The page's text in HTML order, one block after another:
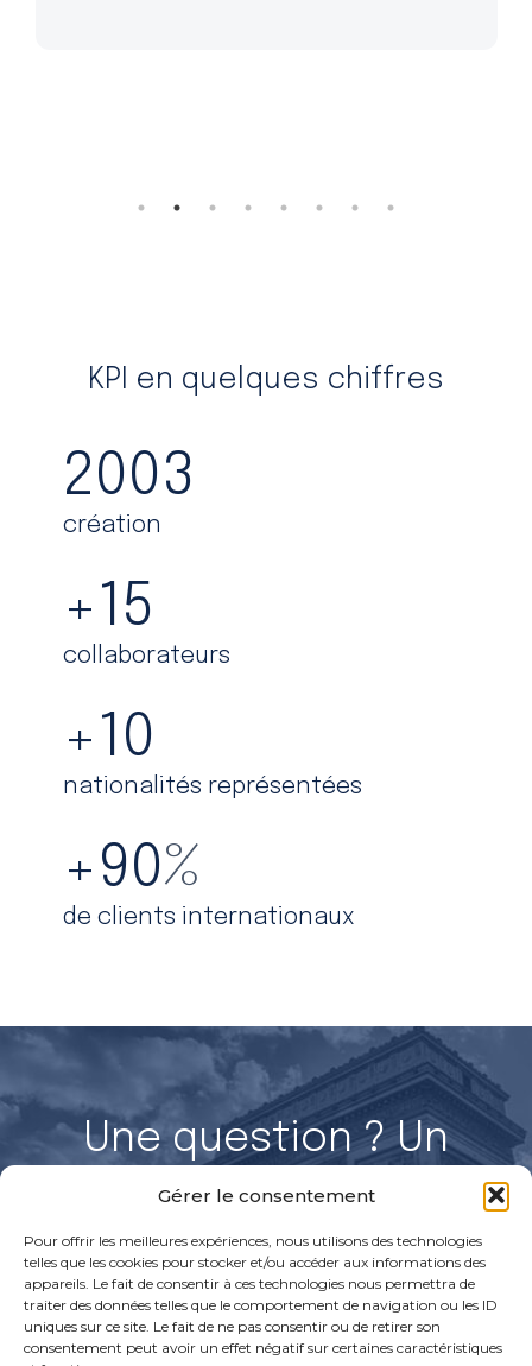
Gérer le consentement
Pour offrir les meilleures expériences, nous utilisons des technologies
telles que les cookies pour stocker et/ou accéder aux informations des
appareils. Le fait de consentir à ces technologies nous permettra de
traiter des données telles que le comportement de navigation ou les ID
uniques sur ce site. Le fait de ne pas consentir ou de retirer son
consentement peut avoir un effet négatif sur certaines caractéristiques
KPI en quelques chiffres
2003
création
+15
collaborateurs
+10
nationalités représentées
+90%
de clients internationaux
Une question ? Un
projet ?
Parlons-en !
Discuter avec un expert Rejoignez nos équipes